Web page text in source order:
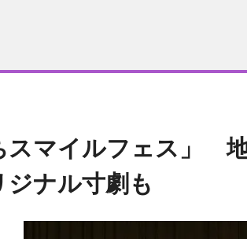
スマイルフェス」
ジナル寸劇も